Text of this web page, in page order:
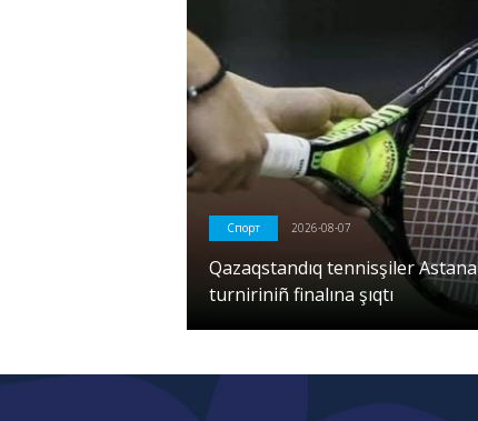
Спорт 2026-08-07
Qazaqstandıq tennisşiler Astana
turniriniñ finalına şıqtı